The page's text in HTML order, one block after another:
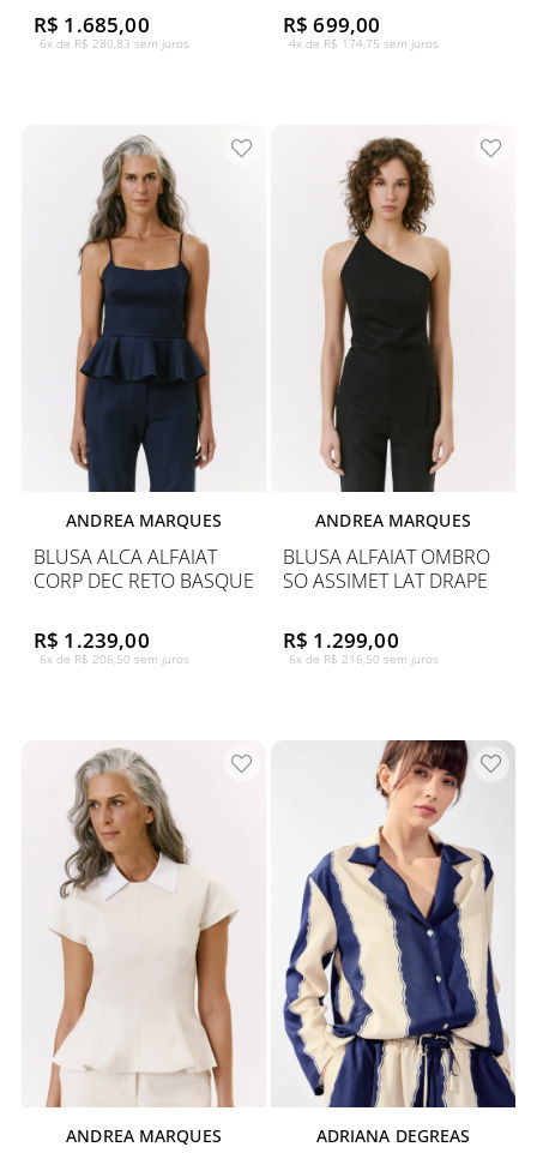
R$ 1.685,00
6x de R$ 280,83 sem juros
R$ 699,00
4x de R$ 174,75 sem juros
ANDREA MARQUES
BLUSA ALCA ALFAIAT
CORP DEC RETO BASQUE
R$ 1.239,00
6x de R$ 206,50 sem juros
ANDREA MARQUES
BLUSA ALFAIAT OMBRO
SO ASSIMET LAT DRAPE
R$ 1.299,00
6x de R$ 216,50 sem juros
ANDREA MARQUES ADRIANA DEGREAS